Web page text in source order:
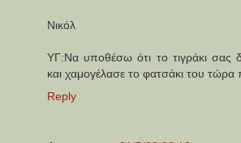
Νικόλ
ΥΓ:Να υποθέσω ότι το τιγράκι σας
και χαμογέλασε το φατσάκι του τώρα
Reply